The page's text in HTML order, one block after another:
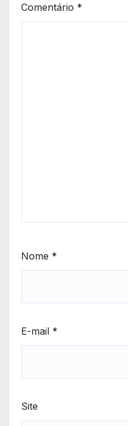
Comentário *
Nome *
E-mail *
Site